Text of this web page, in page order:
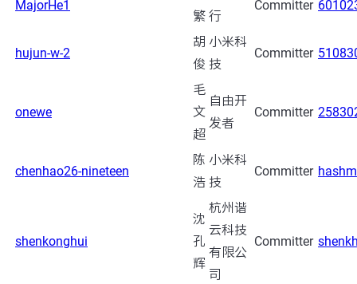
MajorHe1
繁 行
Committer
hujun-w-2
胡
俊
小米科
技
Committer
onewe
毛
文
超
自由开
发者
Committer
chenhao26-nineteen
陈
浩
小米科
技
Committer
shenkonghui
沈
孔
辉
杭州谐
云科技
有限公
司
Committer